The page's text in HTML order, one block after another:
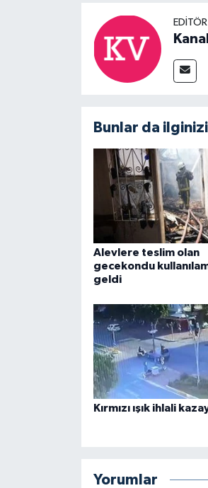
Bunlar da
Alevlere teslim olan
gecekondu
geldi
Kırmızı ışık ihlali
Yorumlar